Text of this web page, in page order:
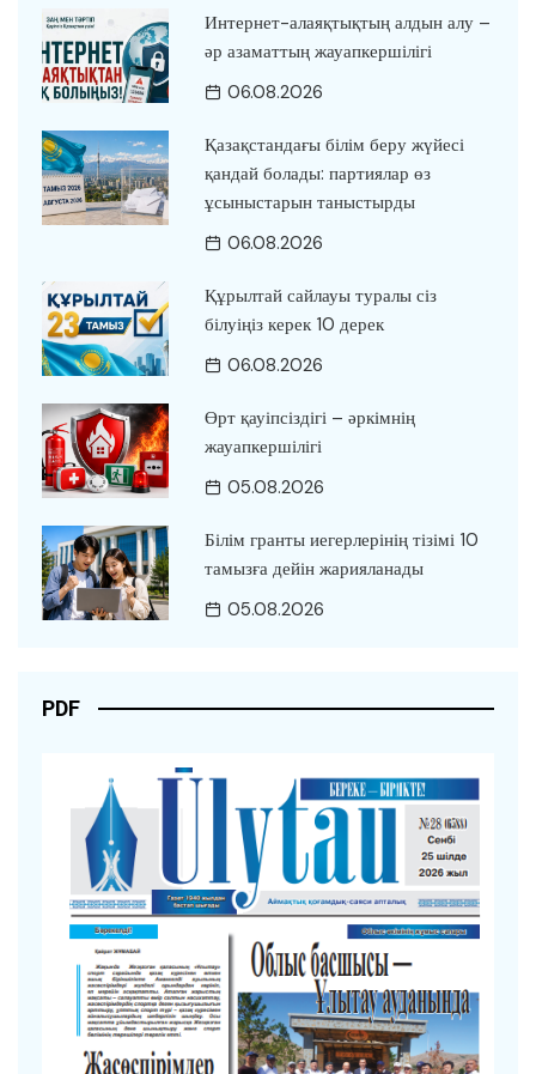
Интернет-алаяқтықтың алдын алу –
әр азаматтың жауапкершілігі
06.08.2026
Қазақстандағы білім беру жүйесі
қандай болады: партиялар өз
ұсыныстарын таныстырды
06.08.2026
Құрылтай сайлауы туралы сіз
білуіңіз керек 10 дерек
06.08.2026
Өрт қауіпсіздігі – әркімнің
жауапкершілігі
05.08.2026
Білім гранты иегерлерінің тізімі 10
тамызға дейін жарияланады
05.08.2026
PDF